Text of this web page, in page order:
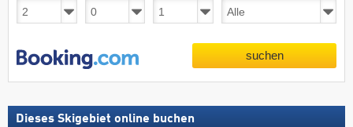
suchen
Dieses Skigebiet online buchen